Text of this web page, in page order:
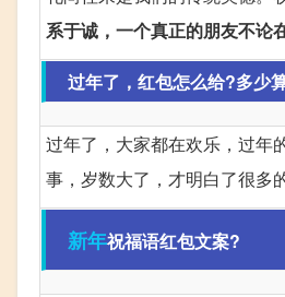
系于诚，一个真正的朋友不论
过年了，红包怎么给?多少
过年了，大家都在欢乐，过年
事，岁数大了，才明白了很多
新年祝福语红包文案?